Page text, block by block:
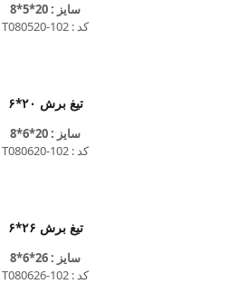
سایز : 20*5*8
کد : T080520-102
تیغ برش ۲۰*۶
سایز : 20*6*8
کد : T080620-102
تیغ برش ۲۶*۶
سایز : 26*6*8
کد : T080626-102